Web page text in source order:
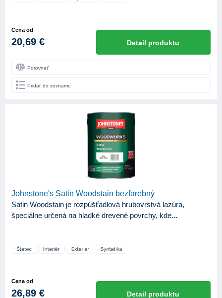
Cena od
20,69 € Detail produktu
Porovnať
Pridať do zoznamu
Johnstone's Satin Woodstain bezfarebný
Satin Woodstain je rozpúšťadlová hrubovrstvá lazúra,
špeciálne určená na hladké drevené povrchy, kde...
Cena od
26,89 € Detail produktu